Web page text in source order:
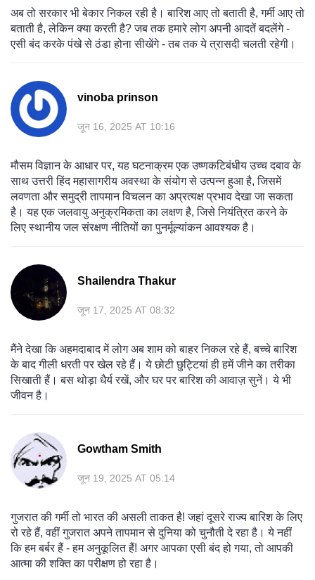
अब तो सरकार भी बेकार निकल रही है। बारिश आए तो बताती है, गर्मी आए तो
बताती है, लेकिन क्या करती है? जब तक हमारे लोग अपनी आदतें बदलेंगे -
एसी बंद करके पंखे से ठंडा होना सीखेंगे - तब तक ये त्रासदी चलती रहेगी।
vinoba prinson
जून 16, 2025 AT 10:16
मौसम विज्ञान के आधार पर, यह घटनाक्रम एक उष्णकटिबंधीय उच्च दबाव के
साथ उत्तरी हिंद महासागरीय अवस्था के संयोग से उत्पन्न हुआ है, जिसमें
लवणता और समुद्री तापमान विचलन का अप्रत्यक्ष प्रभाव देखा जा सकता
है। यह एक जलवायु अनुक्रमिकता का लक्षण है, जिसे नियंत्रित करने के
लिए स्थानीय जल संरक्षण नीतियों का पुनर्मूल्यांकन आवश्यक है।
Shailendra Thakur
जून 17, 2025 AT 08:32
मैंने देखा कि अहमदाबाद में लोग अब शाम को बाहर निकल रहे हैं, बच्चे बारिश
के बाद गीली धरती पर खेल रहे हैं। ये छोटी छुट्टियां ही हमें जीने का तरीका
सिखाती हैं। बस थोड़ा धैर्य रखें, और घर पर बारिश की आवाज़ सुनें। ये भी
जीवन है।
Gowtham Smith
जून 19, 2025 AT 05:14
गुजरात की गर्मी तो भारत की असली ताकत है! जहां दूसरे राज्य बारिश के लिए
रो रहे हैं, वहीं गुजरात अपने तापमान से दुनिया को चुनौती दे रहा है। ये नहीं
कि हम बर्बर हैं - हम अनुकूलित हैं! अगर आपका एसी बंद हो गया, तो आपकी
आत्मा की शक्ति का परीक्षण हो रहा है।